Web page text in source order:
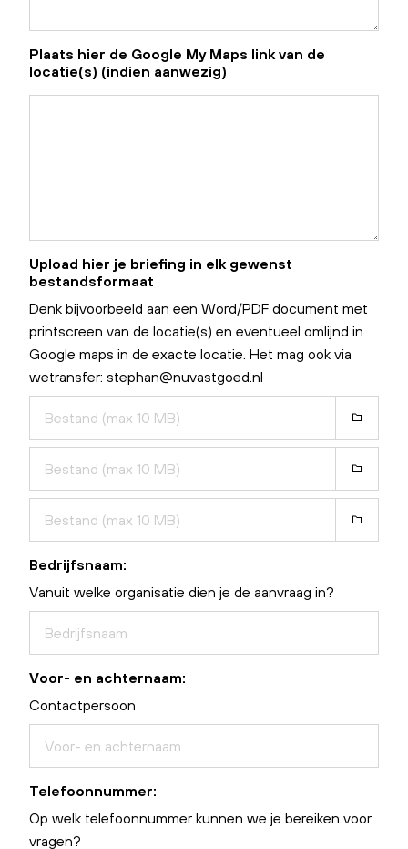
Plaats hier de Google My Maps link van de
locatie(s) (indien aanwezig)
Upload hier je briefing in elk gewenst
bestandsformaat
Denk bijvoorbeeld aan een Word/PDF document met
printscreen van de locatie(s) en eventueel omlijnd in
Google maps in de exacte locatie. Het mag ook via
wetransfer: stephan@nuvastgoed.nl
Bedrijfsnaam:
Vanuit welke organisatie dien je de aanvraag in?
Voor- en achternaam:
Contactpersoon
Telefoonnummer:
Op welk telefoonnummer kunnen we je bereiken voor
vragen?